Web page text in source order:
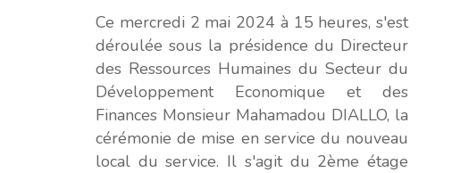
Ce mercredi 2 mai 2024 à 15 heures, s'est
déroulée sous la présidence du Directeur
des Ressources Humaines du Secteur du
Développement Economique et des
Finances Monsieur Mahamadou DIALLO, la
cérémonie de mise en service du nouveau
local du service. Il s'agit du 2ème étage